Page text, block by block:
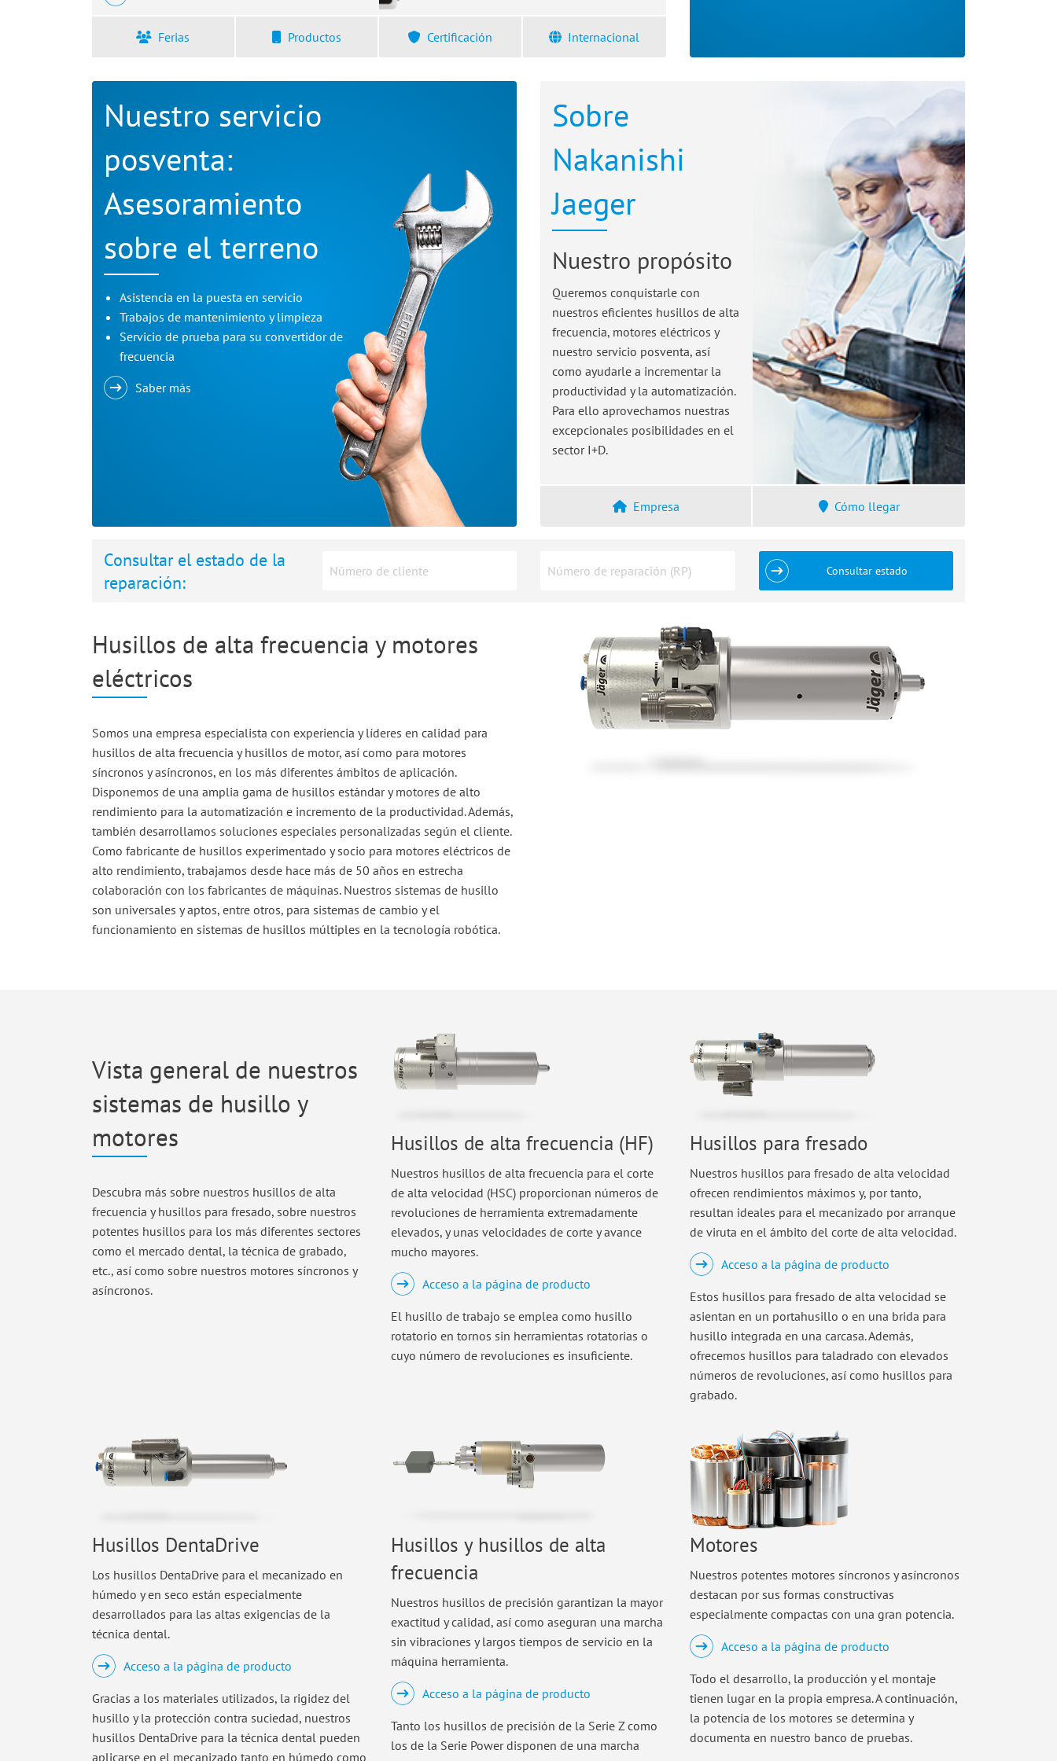
Ferias Productos Certificación Internacional
Nuestro servicio
posventa:
Asesoramiento
sobre el terreno
Asistencia en la puesta en servicio
Trabajos de mantenimiento y limpieza
Servicio de prueba para su convertidor de
frecuencia
Saber más
Sobre
Nakanishi
Jaeger
Nuestro propósito
Queremos conquistarle con
nuestros eficientes husillos de alta
frecuencia, motores eléctricos y
nuestro servicio posventa, así
como ayudarle a incrementar la
productividad y la automatización.
Para ello aprovechamos nuestras
excepcionales posibilidades en el
sector I+D.
Empresa Cómo llegar
Consultar el estado de la
reparación:
Consultar estado
Husillos de alta frecuencia y motores
eléctricos
Somos una empresa especialista con experiencia y líderes en calidad para
husillos de alta frecuencia y husillos de motor, así como para motores
síncronos y asíncronos, en los más diferentes ámbitos de aplicación.
Disponemos de una amplia gama de husillos estándar y motores de alto
rendimiento para la automatización e incremento de la productividad. Además,
también desarrollamos soluciones especiales personalizadas según el cliente.
Como fabricante de husillos experimentado y socio para motores eléctricos de
alto rendimiento, trabajamos desde hace más de 50 años en estrecha
colaboración con los fabricantes de máquinas. Nuestros sistemas de husillo
son universales y aptos, entre otros, para sistemas de cambio y el
funcionamiento en sistemas de husillos múltiples en la tecnología robótica.
Vista general de nuestros
sistemas de husillo y
motores
Descubra más sobre nuestros husillos de alta
frecuencia y husillos para fresado, sobre nuestros
potentes husillos para los más diferentes sectores
como el mercado dental, la técnica de grabado,
etc., así como sobre nuestros motores síncronos y
asíncronos.
Husillos de alta frecuencia (HF)
Nuestros husillos de alta frecuencia para el corte
de alta velocidad (HSC) proporcionan números de
revoluciones de herramienta extremadamente
elevados, y unas velocidades de corte y avance
mucho mayores.
Acceso a la página de producto
El husillo de trabajo se emplea como husillo
rotatorio en tornos sin herramientas rotatorias o
cuyo número de revoluciones es insuficiente.
Husillos para fresado
Nuestros husillos para fresado de alta velocidad
ofrecen rendimientos máximos y, por tanto,
resultan ideales para el mecanizado por arranque
de viruta en el ámbito del corte de alta velocidad.
Acceso a la página de producto
Estos husillos para fresado de alta velocidad se
asientan en un portahusillo o en una brida para
husillo integrada en una carcasa. Además,
ofrecemos husillos para taladrado con elevados
números de revoluciones, así como husillos para
grabado.
Husillos DentaDrive
Los husillos DentaDrive para el mecanizado en
húmedo y en seco están especialmente
desarrollados para las altas exigencias de la
técnica dental.
Acceso a la página de producto
Gracias a los materiales utilizados, la rigidez del
husillo y la protección contra suciedad, nuestros
husillos DentaDrive para la técnica dental pueden
aplicarse en el mecanizado tanto en húmedo como
Husillos y husillos de alta
frecuencia
Nuestros husillos de precisión garantizan la mayor
exactitud y calidad, así como aseguran una marcha
sin vibraciones y largos tiempos de servicio en la
máquina herramienta.
Acceso a la página de producto
Tanto los husillos de precisión de la Serie Z como
los de la Serie Power disponen de una marcha
Motores
Nuestros potentes motores síncronos y asíncronos
destacan por sus formas constructivas
especialmente compactas con una gran potencia.
Acceso a la página de producto
Todo el desarrollo, la producción y el montaje
tienen lugar en la propia empresa. A continuación,
la potencia de los motores se determina y
documenta en nuestro banco de pruebas.